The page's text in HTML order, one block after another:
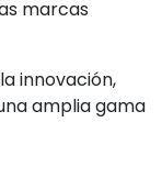
marcas
innovación,
amplia gama